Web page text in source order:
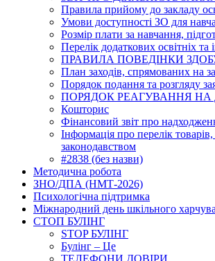
Правила прийому до закладу
Умови доступності ЗО для
Розмір плати за навчання,
Перелік додаткових освітніх
ПРАВИЛА ПОВЕДІНКИ
План заходів, спрямованих на
Порядок подання та розгляду
ПОРЯДОК РЕАГУВАННЯ НА
Кошторис
Фінансовий звіт про
Інформація про перелік
законодавством
#2838 (без назви)
Методична робота
ЗНО/ДПА (НМТ-2026)
Психологічна підтримка
Міжнародний день шкільного
СТОП БУЛІНГ
STOP БУЛІНГ
Булінг – Це
ТЕЛЕФОНИ ДОВІРИ